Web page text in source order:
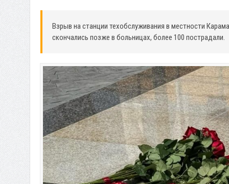
Взрыв на станции техобслуживания в местности
скончались позже в больницах, более 100 пострадали.